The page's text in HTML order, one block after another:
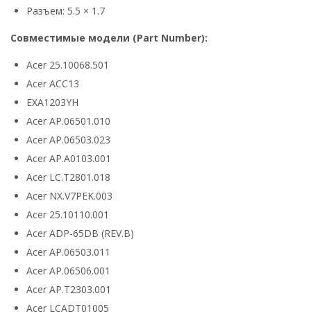
Разъем: 5.5 × 1.7
Совместимые модели (Part Number):
Acer 25.10068.501
Acer ACC13
EXA1203YH
Acer AP.06501.010
Acer AP.06503.023
Acer AP.A0103.001
Acer LC.T2801.018
Acer NX.V7PEK.003
Acer 25.10110.001
Acer ADP-65DB (REV.B)
Acer AP.06503.011
Acer AP.06506.001
Acer AP.T2303.001
Acer LCADT01005